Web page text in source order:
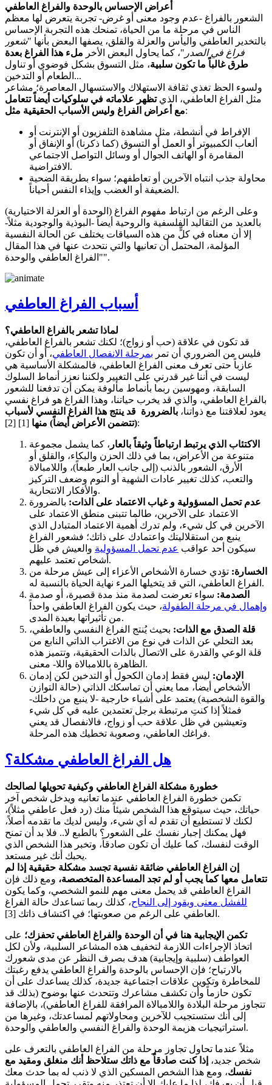
أعراض الإحساس بالوحدة والفراغ العاطفي
الشعور بالفراغ -عدم وجود معنى أو غرض- تجربة يتعرض لها معظم
الناس في مرحلة ما من الحياة، تمنحك هذه التجربة الإحساس
بالتخدير العاطفي واليأس والعزلة والقلق، يصفها البعض بأنها "شعور
فراغ في الصدر "، كما يحاول البعض الأخر ملء هذا الفراغ بعدة
طرق غالباً ما تكون سلبية، مثل التسوق بشكل فوضوي أو تناول
الطعام أو التدخين...
ولسوء الحظ تغذي ثقافة الاستهلاك والاستسهال المعاصرة؛ مشاعر
مثل الفراغ العاطفي، الذيتظهر علاماته في سلوكيات أيضاً تتعامل
مع أعراض الفراغ وليس الأسباب الحقيقية مثل:
الإفراط في أنشطة، مثل مشاهدة التلفزيون أو الإنترنت أو
ألعاب الكمبيوتر أو العمل أو التسوق (كما ذكرنا) أو الإنفاق أو
المقامرة أو الهاتف الجوال أو وسائل التواصل الاجتماعي
الافتراضية.
محاولة جذب انتباه الآخرين أو تعاطفهم؛ سواء بطريقة الضحية
الضعيفة أو الغضب وإيذاء النفس أحياناً.
وعلى الرغم من ارتباط مفهوم الفراغ (الوحدة أو العزلة الاختيارية)
بالعديد من التقاليد الفلسفية والروحية أيضاً -البوذية والوجودية مثلاً-
إلا أن معناه في كلٍّ من هذه السياقات يختلف عن الحالة النفسية
المؤلمة، المحتمل أن تعانيها والتي نتحدث عنها في هذا المقال
"الفراغ العاطفي والوحدة".
أسباب الفراغ العاطفي
لماذا تشعر بالفراغ العاطفي؟
قد تكون في علاقة (حب أو زواج)؛ لكنك تشعر بالفراغ العاطفي،
فليس من الضروري أن تمر بمرحلة الانفصال العاطفي، أو أن تكون
عازباً حتى تعرف معنى الفراغ العاطفي، فالمشكلة الأساسية هي
ليست في أننا غير قدرني على التغيير ولكننا نعزز أنماط السلوك
السابقة، ومهوسين ربما بأنماط مألوفة يمكن أن تدفعنا للشعور
بالفراغ العاطفي، والذي قد يخرب حياتنا، وهذا الفراغ هو فراغ نفسي
يعود لعلاقتنا مع ذواتنا، بالضرورة قد ينتج هذا الفراغ النفسي لأسباب
(تتضمن الأعراض أيضاً) منها[1] [2]:
الاكتئاب الذي يرتبط ارتباطاً وثيقاً بالعار ، كما يشمل مجموعة
متنوعة من الأعراض، بما في ذلك الحزن والبكاء، والقلق أو
الأرق، الشعور بالذنب (إلى جانب العار طبعاً)، واللامبالاة
والتعب، كذلك تغيير عادات الشهية أو النوم وضعف التركيز
والأفكار الانتحارية.
عدم تحمل المسؤولية و غياب الاعتماد على الذات: بالضرورة
الاعتماد على الآخرين، طالما تتبنى منطق الاعتماد على
الآخرين في كل شيء، ولم تدرك أهمية الاعتماد المتبادل الذي
ينبع من استقلاليتك واعتمادك على ذاتك؛ فشعور الفراغ
سيكون أحد عواقب عدم تحمل المسؤولية والعيش في ظل
أشخاص تعتمد عليهم.
الخسارة: تؤدي خسارة الأشخاص الأعزاء إلى عيش مرحلة من
الفراغ العاطفي، التي قد يتخيلها المرء نهاية الحياة بالنسبة له.
الصدمة: سواء تعرضت لصدمة منذ مدة قصيرة، أو صدمة
وإهمال في مرحلة الطفولة، حيث يكون الفراغ العاطفي واحداً
من تأثيراتها بعيدة المدى.
قلة الصدق مع الذات: بحيث يُنتج الفراغ النفسي والعاطفي،
بعد التخلي عن الذات في نوع من الاغتراب الذاتي النابع من
قلة الوعي والقدرة على الاتصال بالذات الحقيقية، وتتميز هذه
الظاهرة باللامبالاة واللا- معنى.
الإدمان: ليس فقط إدمان الكحول أو التدخين لكن إدمان
الأشخاص أيضاً، مما يعني أن تماسكك الذاتي (حالة التوازن
والقوة الشخصية) يعتمد على أشياء خارجية -لا ينبع من داخلك-
فمثلاً إذا كنتِ مرتبطة برجل تعتمدين عليه في كل شيء
وتعيشين في ظل علاقة حب أو زواج، فالانفصال قد يعني
فراغك العاطفي، وصعوبة تخطيك هذه المرحلة.
هل الفراغ العاطفي مشكلة؟
خطورة مشكلة الفراغ العاطفي وكيفية تحويلها لصالحك
تكمن خطورة الفراغ العاطفي عندما تعانيه ويدخل شخص آخر
حياتك، حيث سيتوقع هذا الشخص شيئاً منك (رد فعل عاطفي مثلاً)،
لكنك لا تستطيع أن تقدم له أي شيء، وليس لديك ما تقدمه أصلاً،
فهل يمكنك إجبار نفسك على الشعور؟ بالطبع لا.. فلا بد أن تمنح
الوقت لنفسك، كما عليك أن تكون صادقاً، وتخبر هذا الشخص الذي
يحبك أنك غير مستعد.
إن الفراغ العاطفي ضائقة نفسية تجسد مشكلة حقيقية إذا لم
تتعامل معها كما يجب أو لم تجد المساعدة المتخصصة، ومع ذلك فإن
الفراغ العاطفي قد يحمل معنى مهم للنمو الشخصي، وكما يكون
للفشل معنى ويقود إلى النجاح، كذلك ربما تساعدك حالة الفراغ
العاطفي على الرغم من صعوبتها؛ في اكتشاف ذاتك [3].
تكمن الإيجابية هنا في أن الوحدة والفراغ العاطفي تحفزك؛ على
اتخاذ الإجراءات اللازمة لتخفيف هذه المشاعر السلبية، ولأن لكل
العواطف (سلبية وإيجابية) هدف بصرف النظر عن مدى شعورك
بالارتياح؛ فإن الإحساس بالوحدة والفراغ العاطفي يدفع رغبتك
للمخاطرة وتكوين علاقات اجتماعية جديدة، كذلك يساعدك على أن
تكون حازماً وأن تكشف مشاعرك وتتحدث عنها بوضوح (بذلك قد
تتجاوز مرحلة البلادة واللامبالاة المرافقة للفراغ العاطفي)، بالإضافة
إلى أنك ستستجيب للآخرين ومحاولاتهم لمساعدتك، وغيرها من
استراتيجيات هزيمة الوحدة والفراغ النفسي والعاطفي والوحدة.
مثلاً عندما تحاول تجاوز مرحلة من الفراغ العاطفي بالتعرف على
شخص جديد، إذا كنت صادقاً مع ذاتك ستلاحظ أنك منغلق ومقيد مع
نفسك، ومع هذا الشخص المسكين الذي لا ذنب له بما حدث معك